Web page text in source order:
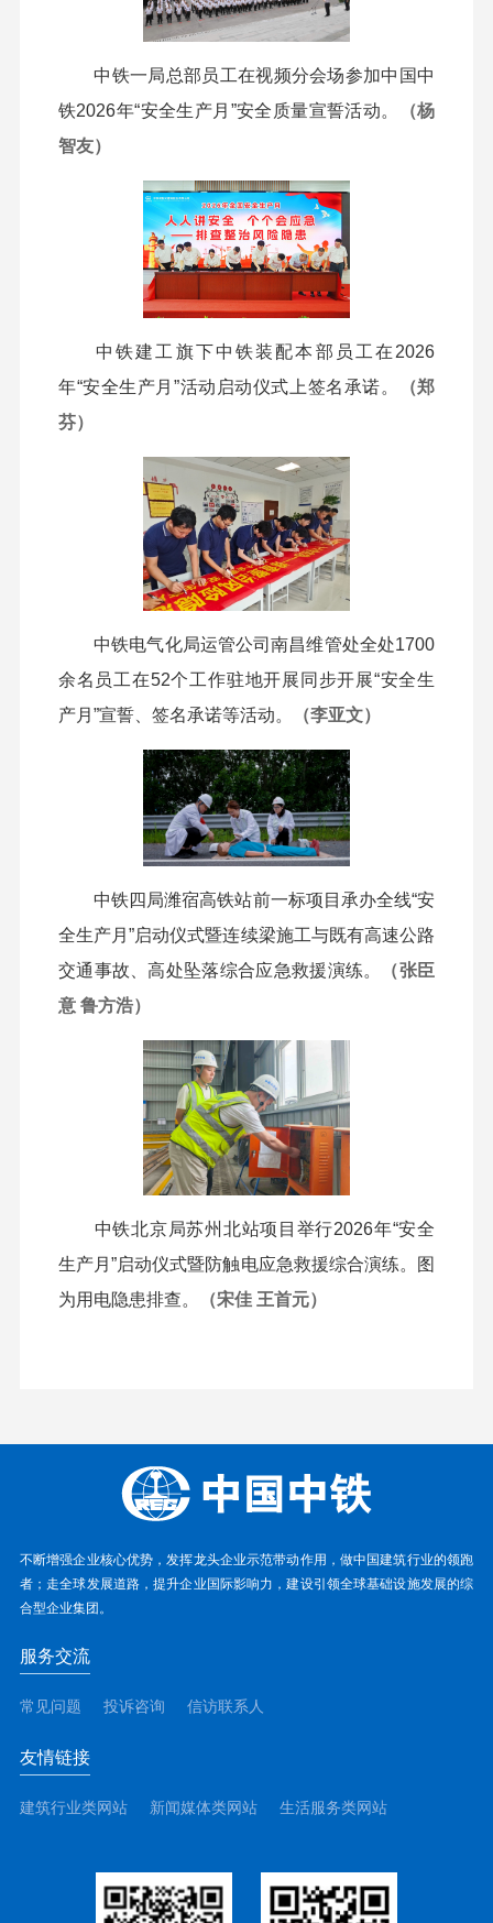
中铁一局总部员工在视频分会场参加中国中
铁2026年“安全生产月”安全质量宣誓活动。
（杨
智友）
中铁建工旗下中铁装配本部员工在 2026
年“安全生产月”活动启动仪式 上签名承诺。 （郑
芬）
中铁电气化局运管公司南昌维管处全处1700
余名员工在52个工作驻地开展同步开展“安全生
产月”宣誓、签名承诺等活动。
（李亚文）
中铁四局潍宿高铁站前一标项目承办全线“安
全生产月”启动仪式暨连续梁施工与既有高速公路
交通事故、高处坠落综合应急救援演练。
（张臣
意 鲁方浩）
中铁北京局苏州北站项目举行2026年“安全
生产月”启动仪式暨防触电应急救援综合演练。
图
为用电隐患排查。
（宋佳 王首元）
不断增强企业核心优势，发挥龙头企业示范带动作用，做中国建筑行业的领跑
者；走全球发展道路，提升企业国际影响力，建设引领全球基础设施发展的综
合型企业集团。
服务交流
常见问题 投诉咨询 信访联系人
友情链接
建筑行业类网站 新闻媒体类网站 生活服务类网站